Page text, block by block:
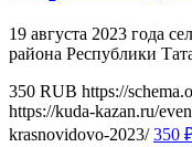
19 августа 2023 года
района Республики
350 RUB https://
https://kuda-kazan.ru/
krasnovidovo-2023/ 350